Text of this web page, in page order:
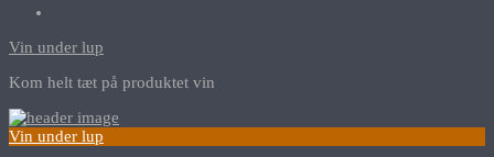
Vin under lup
Kom helt tæt på produktet vin
Vin under lup